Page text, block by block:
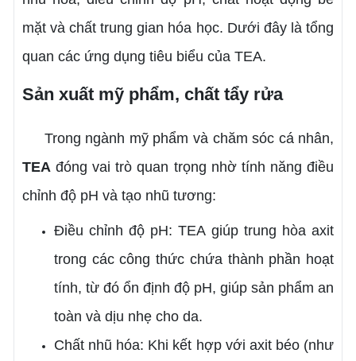
mặt và chất trung gian hóa học. Dưới đây là tổng
quan các ứng dụng tiêu biểu của TEA.
Sản xuất mỹ phẩm, chất tẩy rửa
Trong ngành mỹ phẩm và chăm sóc cá nhân,
TEA đóng vai trò quan trọng nhờ tính năng điều
chỉnh độ pH và tạo nhũ tương:
Điều chỉnh độ pH: TEA giúp trung hòa axit
trong các công thức chứa thành phần hoạt
tính, từ đó ổn định độ pH, giúp sản phẩm an
toàn và dịu nhẹ cho da.
Chất nhũ hóa: Khi kết hợp với axit béo (như